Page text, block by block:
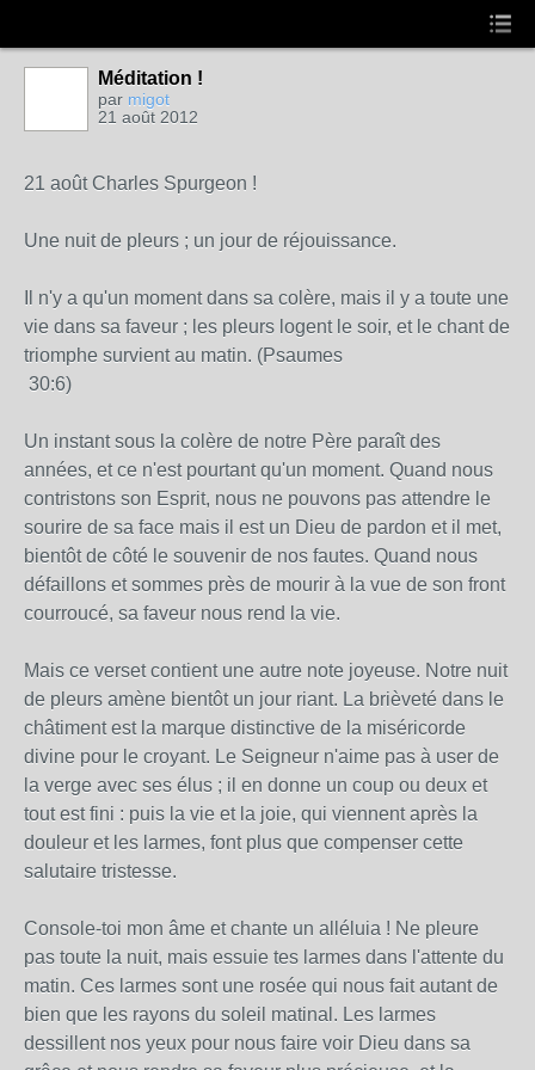
Méditation !
par migot
21 août 2012
21 août Charles Spurgeon !
Une nuit de pleurs ; un jour de réjouissance.
Il n'y a qu'un moment dans sa colère, mais il y a toute une
vie dans sa faveur ; les pleurs logent le soir, et le chant de
triomphe survient au matin. (Psaumes
30:6)
Un instant sous la colère de notre Père paraît des
années, et ce n'est pourtant qu'un moment. Quand nous
contristons son Esprit, nous ne pouvons pas attendre le
sourire de sa face mais il est un Dieu de pardon et il met,
bientôt de côté le souvenir de nos fautes. Quand nous
défaillons et sommes près de mourir à la vue de son front
courroucé, sa faveur nous rend la vie.
Mais ce verset contient une autre note joyeuse. Notre nuit
de pleurs amène bientôt un jour riant. La brièveté dans le
châtiment est la marque distinctive de la miséricorde
divine pour le croyant. Le Seigneur n'aime pas à user de
la verge avec ses élus ; il en donne un coup ou deux et
tout est fini : puis la vie et la joie, qui viennent après la
douleur et les larmes, font plus que compenser cette
salutaire tristesse.
Console-toi mon âme et chante un alléluia ! Ne pleure
pas toute la nuit, mais essuie tes larmes dans l'attente du
matin. Ces larmes sont une rosée qui nous fait autant de
bien que les rayons du soleil matinal. Les larmes
dessillent nos yeux pour nous faire voir Dieu dans sa